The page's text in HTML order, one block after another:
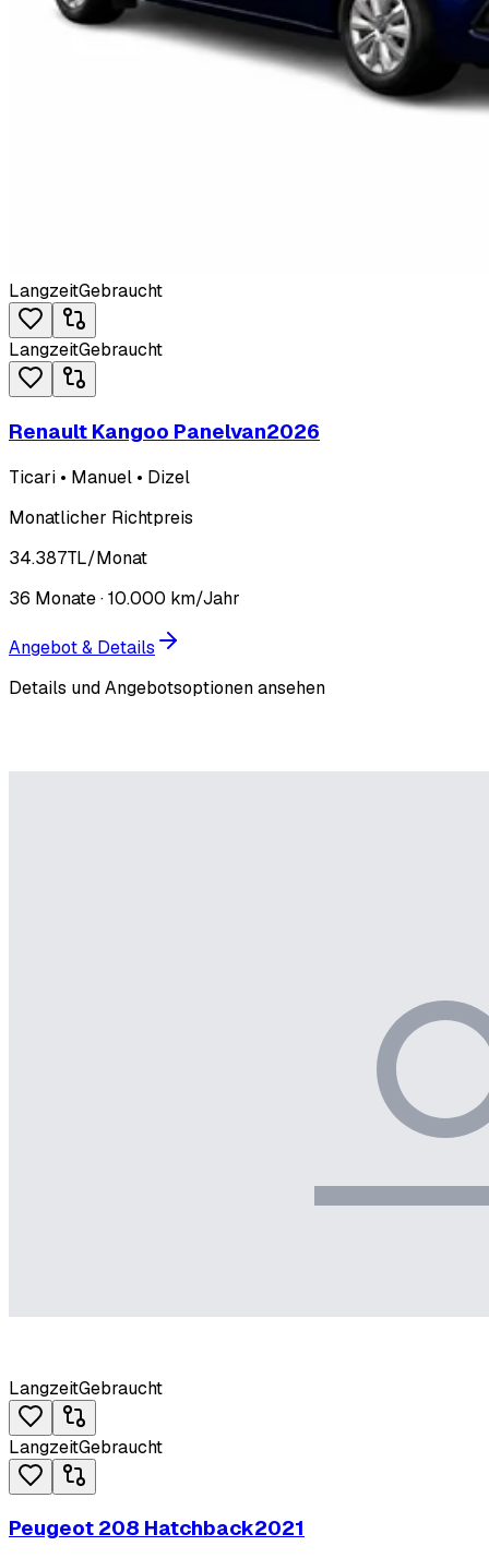
LangzeitGebraucht
LangzeitGebraucht
Renault Kangoo Panelvan2026
Ticari • Manuel • Dizel
Monatlicher Richtpreis
34.387TL/Monat
36 Monate ·10.000 km/Jahr
Angebot & Details
Details und Angebotsoptionen ansehen
LangzeitGebraucht
LangzeitGebraucht
Peugeot 208 Hatchback2021